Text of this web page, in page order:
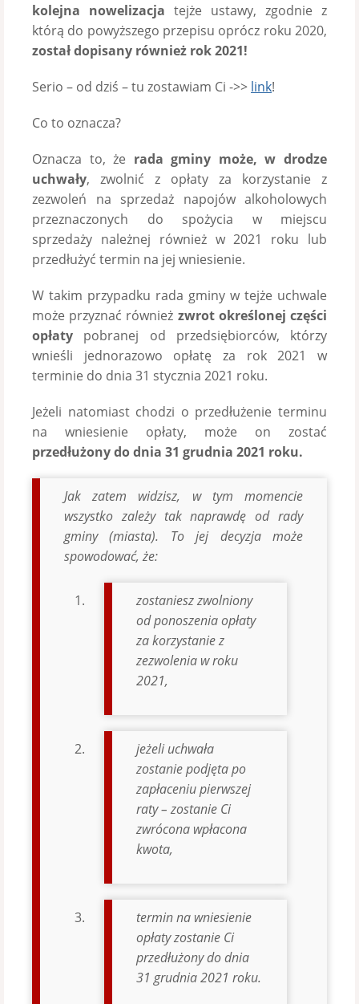
kolejna nowelizacja tejże ustawy, zgodnie z
którą do powyższego przepisu oprócz roku 2020,
został dopisany również rok 2021!
Serio – od dziś – tu zostawiam Ci ->> link!
Co to oznacza?
Oznacza to, że rada gminy może, w drodze
uchwały, zwolnić z opłaty za korzystanie z
zezwoleń na sprzedaż napojów alkoholowych
przeznaczonych do spożycia w miejscu
sprzedaży należnej również w 2021 roku lub
przedłużyć termin na jej wniesienie.
W takim przypadku rada gminy w tejże uchwale
może przyznać również zwrot określonej części
opłaty pobranej od przedsiębiorców, którzy
wnieśli jednorazowo opłatę za rok 2021 w
terminie do dnia 31 stycznia 2021 roku.
Jeżeli natomiast chodzi o przedłużenie terminu
na wniesienie opłaty, może on zostać
przedłużony do dnia 31 grudnia 2021 roku.
Jak zatem widzisz, w tym momencie
wszystko zależy tak naprawdę od rady
gminy (miasta). To jej decyzja może
spowodować, że:
zostaniesz zwolniony
od ponoszenia opłaty
za korzystanie z
zezwolenia w roku
2021,
jeżeli uchwała
zostanie podjęta po
zapłaceniu pierwszej
raty – zostanie Ci
zwrócona wpłacona
kwota,
termin na wniesienie
opłaty zostanie Ci
przedłużony do dnia
31 grudnia 2021 roku.